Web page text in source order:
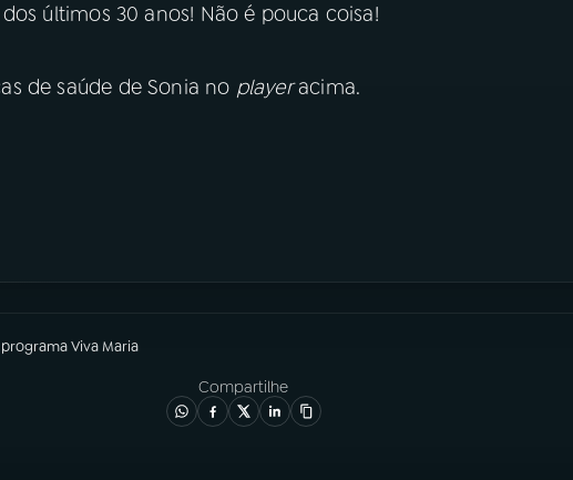
últimos 30 anos! Não é pouca coisa!
de saúde de Sonia no playeracima.
Viva Maria
Compartilhe